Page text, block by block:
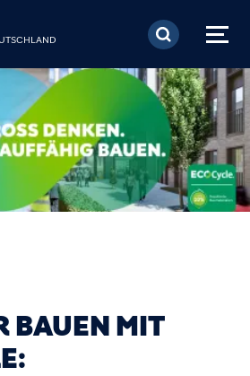
Direkt zum Inhalt
BAUEN MIT